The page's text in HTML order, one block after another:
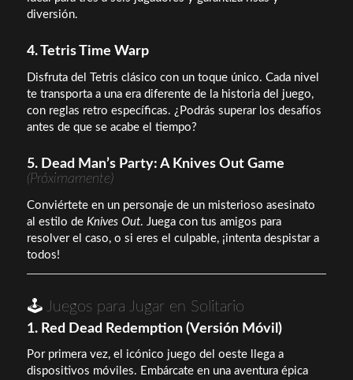
diversión.
4. Tetris Time Warp
Disfruta del Tetris clásico con un toque único. Cada nivel
te transporta a una era diferente de la historia del juego,
con reglas retro específicas. ¿Podrás superar los desafíos
antes de que se acabe el tiempo?
5. Dead Man’s Party: A Knives Out Game
(Próximamente)
Conviértete en un personaje de un misterioso asesinato
al estilo de Knives Out. Juega con tus amigos para
resolver el caso, o si eres el culpable, ¡intenta despistar a
todos!
🕹️ Juegos para Jugar en Solitario
1. Red Dead Redemption (Versión Móvil)
Por primera vez, el icónico juego del oeste llega a
dispositivos móviles. Embárcate en una aventura épica